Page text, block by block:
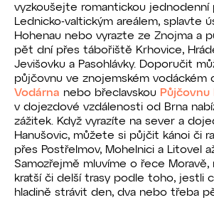
vyzkoušejte romantickou jednodenní
Lednicko-valtickým areálem, splavte
Hohenau nebo vyrazte ze Znojma a
pět dní přes tábořiště Krhovice,
Jevišovku a Pasohlávky. Doporučit
půjčovnu ve znojemském vodáckém
Vodárna nebo břeclavskou Půjčovnu
v dojezdové vzdálenosti od Brna
zážitek. Když vyrazíte na sever a
Hanušovic, můžete si půjčit kánoi či
přes Postřelmov, Mohelnici a Litovel
Samozřejmě mluvíme o řece Moravě,
kratší či delší trasy podle toho, jestli
hladině strávit den, dva nebo třeba